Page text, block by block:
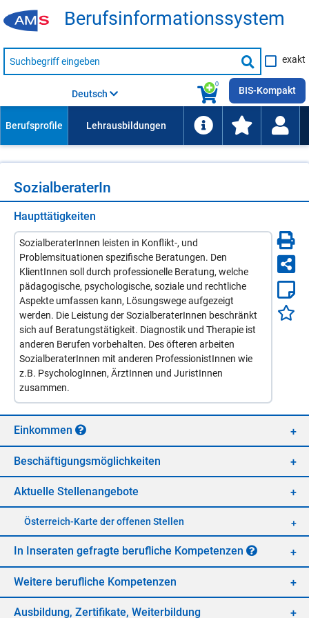
Be­rufs­in­for­ma­ti­ons­sys­tem
Suche
nach
Suche
starten
exakt
0
Deutsch BIS-Kompakt
So­zi­al­be­ra­te­rIn
Haupttätigkeiten
SozialberaterInnen leisten in Konflikt-, und
Problemsituationen spezifische Beratungen. Den
KlientInnen soll durch professionelle Beratung, welche
pädagogische, psychologische, soziale und rechtliche
Aspekte umfassen kann, Lösungswege aufgezeigt
werden. Die Leistung der SozialberaterInnen beschränkt
sich auf Beratungstätigkeit. Diagnostik und Therapie ist
anderen Berufen vorbehalten. Des öfteren arbeiten
SozialberaterInnen mit anderen ProfessionistInnen wie
z.B. PsychologInnen, ÄrztInnen und JuristInnen
zusammen.
Ein­kom­men
Be­schäf­ti­gungs­mög­lich­kei­ten
Ak­tu­el­le Stel­len­an­ge­bo­te
Öster­reich-Kar­te der of­fe­nen Stel­len
In In­se­ra­ten ge­frag­te be­ruf­li­che Kom­pe­ten­zen
Wei­te­re be­ruf­li­che Kom­pe­ten­zen
Aus­bil­dung, Zer­ti­fi­ka­te, Wei­ter­bil­dung